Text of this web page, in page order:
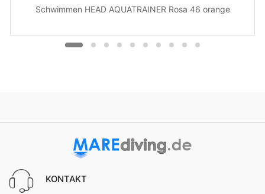
Schwimmen HEAD AQUATRAINER Rosa 46 orange
KONTAKT